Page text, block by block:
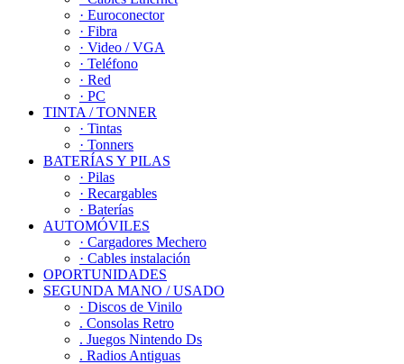
· Euroconector
· Fibra
· Video / VGA
· Teléfono
· Red
· PC
TINTA / TONNER
· Tintas
· Tonners
BATERÍAS Y PILAS
· Pilas
· Recargables
· Baterías
AUTOMÓVILES
· Cargadores Mechero
· Cables instalación
OPORTUNIDADES
SEGUNDA MANO / USADO
· Discos de Vinilo
. Consolas Retro
. Juegos Nintendo Ds
. Radios Antiguas